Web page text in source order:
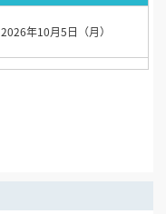
2026年10月5日（月）